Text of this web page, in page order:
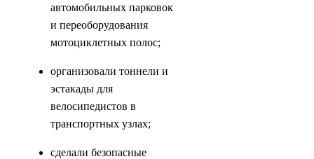
автомобильных парковок
и переоборудования
мотоциклетных полос;
организовали тоннели и
эстакады для
велосипедистов в
транспортных узлах;
сделали безопасные